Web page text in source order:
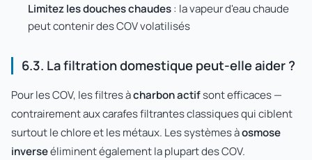
Limitez les douches chaudes: la vapeur d'eau chaude
peut contenir des COV volatilisés
6.3. La filtration domestique peut-elle aider ?
Pour les COV, les filtres àcharbon actifsont efficaces —
contrairement aux carafes filtrantes classiques qui ciblent
surtout le chlore et les métaux. Les systèmes àosmose
inverseéliminent également la plupart des COV.